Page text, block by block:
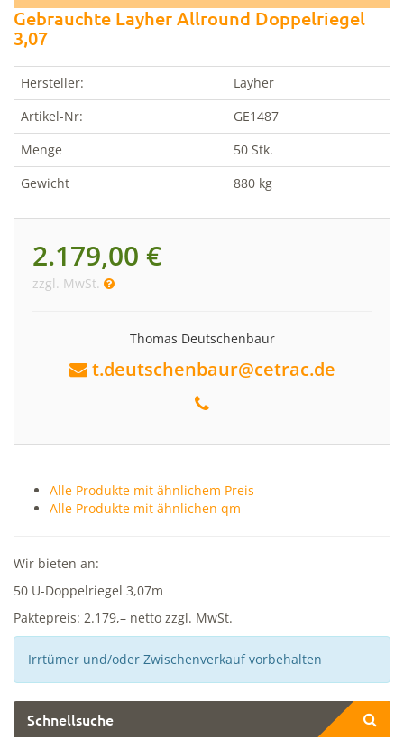
Gebrauchte Layher Allround Doppelriegel
3,07
Hersteller:
Layher
Artikel-Nr:
GE1487
Menge
50 Stk.
Gewicht
880 kg
2.179,00 €
zzgl. MwSt.
Thomas Deutschenbaur
t.deutschenbaur@cetrac.de
Alle Produkte mit ähnlichem Preis
Alle Produkte mit ähnlichen qm
Wir bieten an:
50 U-Doppelriegel 3,07m
Paktepreis: 2.179,– netto zzgl. MwSt.
Irrtümer und/oder Zwischenverkauf vorbehalten
Schnellsuche